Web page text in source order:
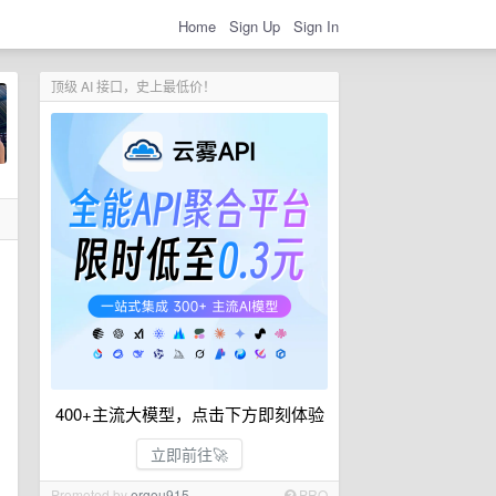
Home Sign Up Sign In
顶级 AI 接口，史上最低价！
400+主流大模型，点击下方即刻体验
立即前往🚀